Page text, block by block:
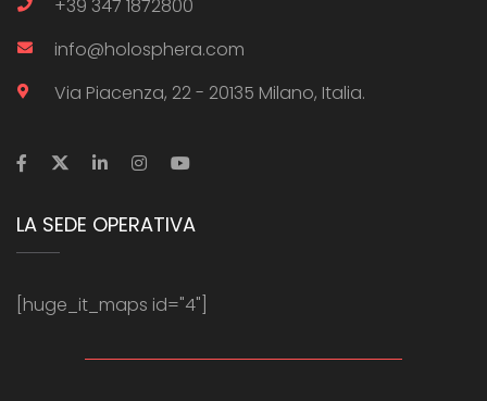
+39 347 1872800
info@holosphera.com
Via Piacenza, 22 - 20135 Milano, Italia.
LA SEDE OPERATIVA
[huge_it_maps id="4"]